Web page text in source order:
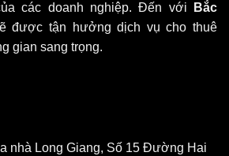
các doanh nghiệp. Đến với
Bắc
được tận hưởng dịch vụ cho thuê
gian sang trọng.
nhà Long Giang, Số 15 Đường Hai